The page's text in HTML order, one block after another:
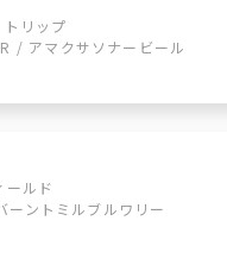
リップ
/ アマクサソナービール
ルド
ントミルブルワリー